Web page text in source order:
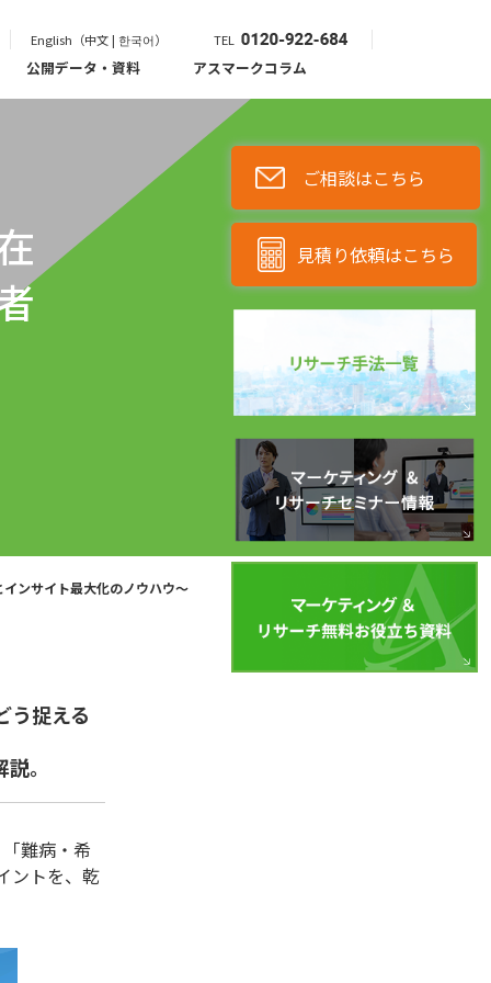
English（中文 | 한국어） TEL
公開データ・資料 アスマークコラム
見積り依頼はこちら
ご相談はこちら
ンサイト最大化のノウハウ〜
う捉える
。
難病・希
ントを、乾